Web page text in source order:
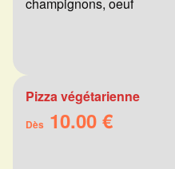
champignons, oeuf
Pizza végétarienne
Dès 10.00 €